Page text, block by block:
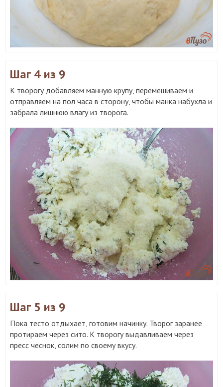
Шаг 4 из 9
К творогу добавляем манную крупу, перемешиваем и
отправляем на пол часа в сторону, чтобы манка набухла и
забрала лишнюю влагу из творога.
Шаг 5 из 9
Пока тесто отдыхает, готовим начинку. Творог заранее
протираем через сито. К творогу выдавливаем через
пресс чеснок, солим по своему вкусу.